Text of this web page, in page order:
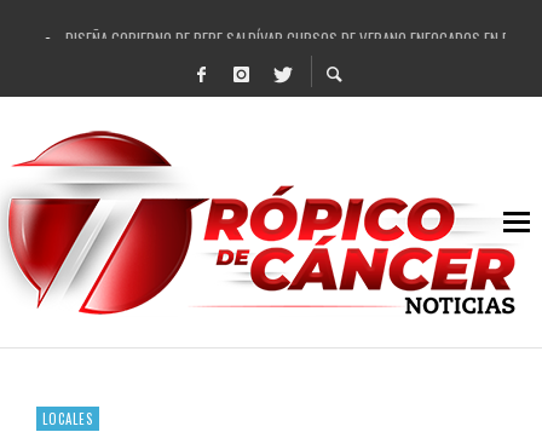
DISEÑA GOBIERNO DE PEPE SALDÍVAR CURSOS DE VERANO ENFOCADOS EN
REFRENDAN LOS 28 DELEGADOS Y 14 COMISARIADOS DE GUADALUPE APOYO A
FORTALECE GOBIERNO DE PEPE SALDÍVAR LA EDUCACIÓN EN LA ZACATECANA
GOBIERNO DE PEPE SALDÍVAR Y GRUPO FEMSA GENERAN MÁS DE 3 MIL EMPLEOS
CUARTA FERIA EXPO AGROPECUARIA TRAJO BENEFICIO DIRECTO A GUADALUPE:
RECONOCE PEPE SALDÍVAR A ARTISTA ZACATECANA VICTORIA HERNÁNDEZ
EGRESA GOBIERNO DE PEPE SALDÍVAR A 500 NUEVAS EMPRESARIAS
SON MUJERES GUADALUPENSES PRINCIPALES BENEFICIADAS DEL PROGRAMA
LOCALES